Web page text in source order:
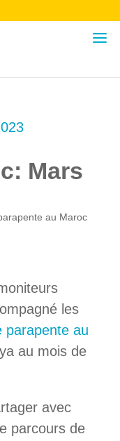
Mars
au Maroc
les
parapente au
au mois de
avec
parcours de